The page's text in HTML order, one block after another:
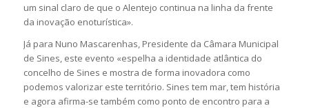
um sinal claro de que o Alentejo continua na linha da frente
da inovação enoturística».
Já para Nuno Mascarenhas, Presidente da Câmara Municipal
de Sines, este evento «espelha a identidade atlântica do
concelho de Sines e mostra de forma inovadora como
podemos valorizar este território. Sines tem mar, tem história
e agora afirma-se também como ponto de encontro para a